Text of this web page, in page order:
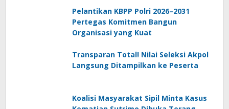
Pelantikan KBPP Polri 2026–2031
Pertegas Komitmen Bangun
Organisasi yang Kuat
Transparan Total! Nilai Seleksi Akpol
Langsung Ditampilkan ke Peserta
Koalisi Masyarakat Sipil Minta Kasus